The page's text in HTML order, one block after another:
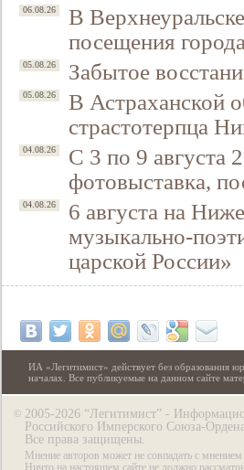
06.08.26
В
посещения
05.08.26 Забытое
05.08.26
В Астраханской
страстотерпца
04.08.26
С 3 по 9 августа
фотовыставка,
04.08.26
6 августа на
музыкально-
царской России»
ИА «Легитимист» действует без образования
началах. Все публикуемые на данном сайте
© 2005-2026 “Легитимист” -
Российского Имперского Союза-
Все права защищены.
Мнение авторов может не совпадать с мнением
Ничто на настоящем сайте не должно